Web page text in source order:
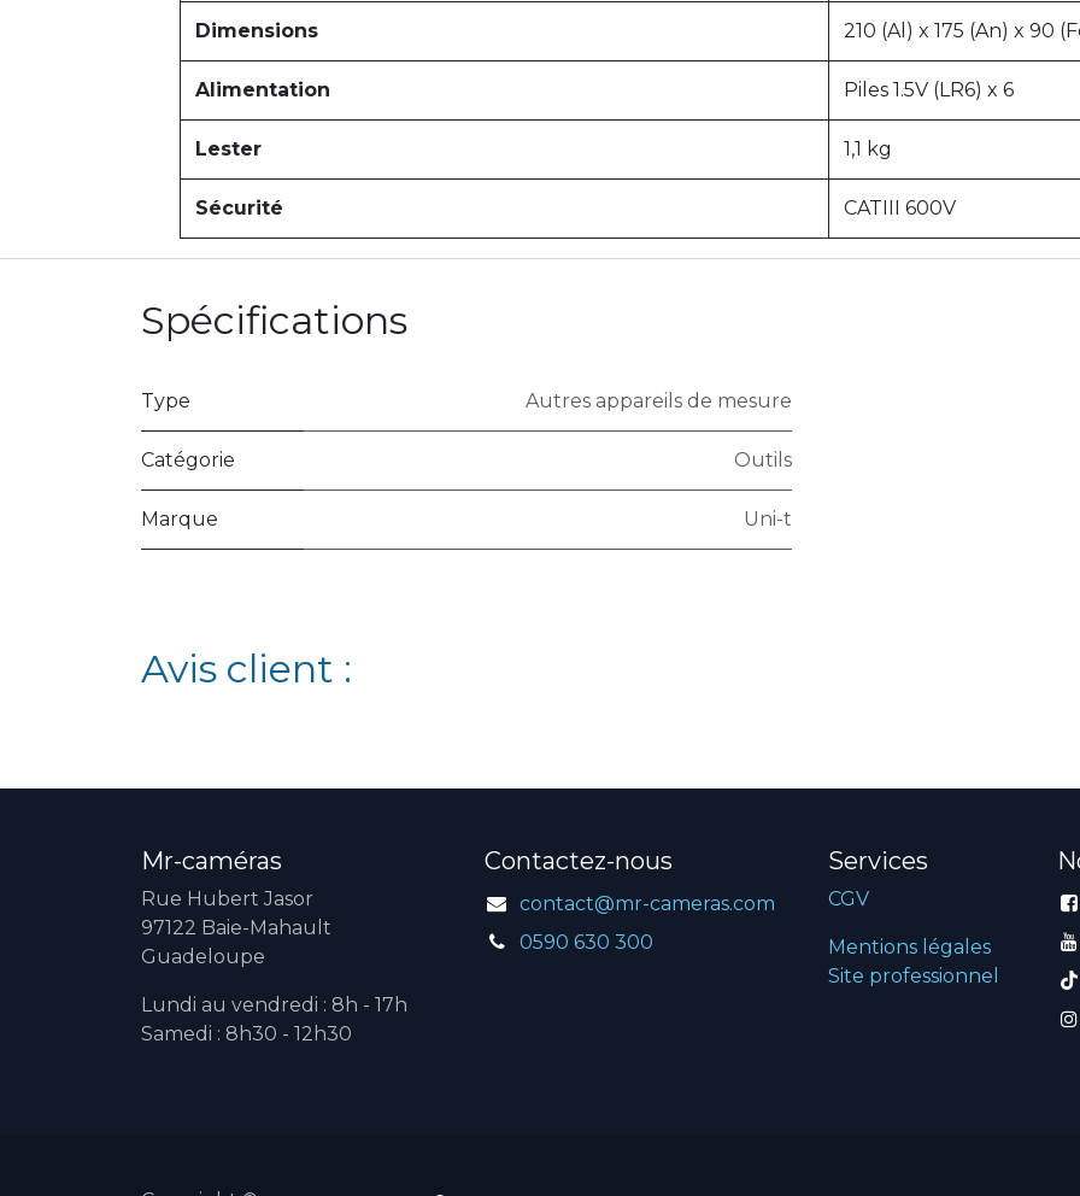
Dimensions 210 (Al) x 175 (An) x 90
Alimentation Piles 1.5V (LR6) x 6
Lester 1,1 kg
Sécurité CATIII 600V
Spécifications
Type Autres appareils de mesure
Catégorie Outils
Marque Uni-t
Avis client :
Mr-caméras
Rue Hubert Jasor
97122 Baie-Mahault
Guadeloupe
Lundi au vendredi : 8h - 17h
Samedi : 8h30 - 12h30
Contactez-nous
contact@mr-cameras.com
0590 630 300
Services
CGV
Mentions légales
Site professionnel